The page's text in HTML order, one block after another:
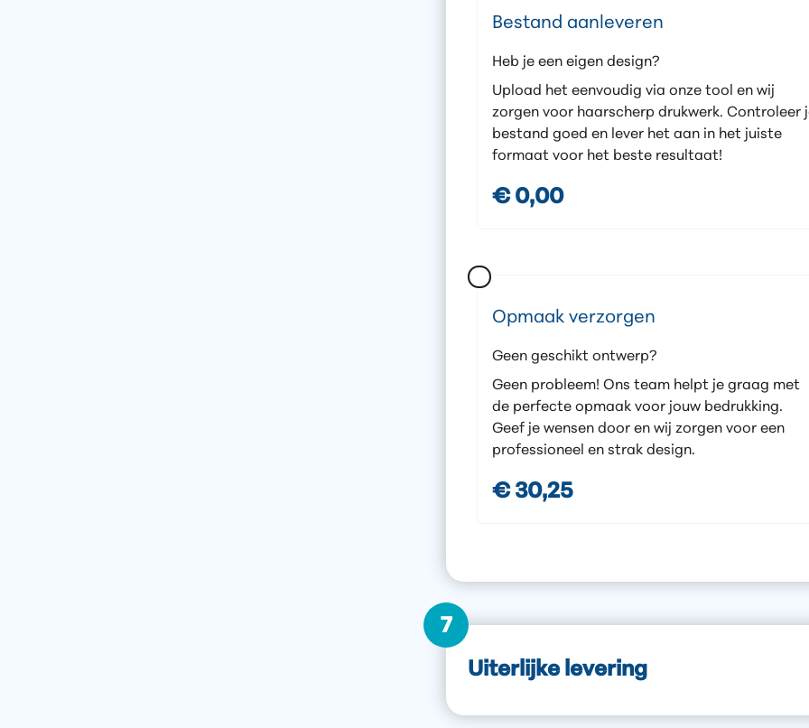
Bestand aanleveren
Heb je een eigen design?
Upload het eenvoudig via onze tool en wij
zorgen voor haarscherp drukwerk. Controleer
bestand goed en lever het aan in het juiste
formaat voor het beste resultaat!
€ 0,00
Opmaak verzorgen
Geen geschikt ontwerp?
Geen probleem! Ons team helpt je graag met
de perfecte opmaak voor jouw bedrukking.
Geef je wensen door en wij zorgen voor een
professioneel en strak design.
€ 30,25
7
Uiterlijke levering